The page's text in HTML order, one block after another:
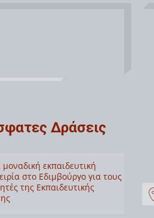
Δράσεις
εκπαιδευτική
στο Εδιμβούργο για τους
της Εκπαιδευτικής